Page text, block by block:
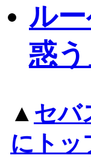
ル
惑
▲ セバ
にトッ